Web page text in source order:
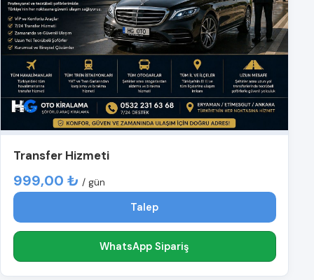
Transfer Hizmeti
999,00 ₺ / gün
Talep
WhatsApp Sipariş